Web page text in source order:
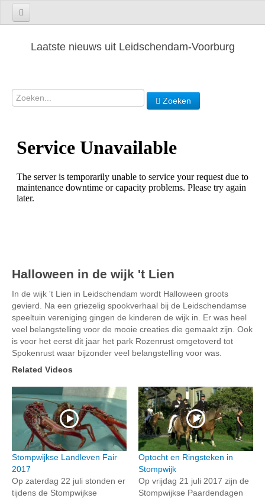
Laatste nieuws uit Leidschendam-Voorburg
Zoeken
Halloween in de wijk 't Lien
In de wijk 't Lien in Leidschendam wordt Halloween groots
gevierd. Na een griezelig spookverhaal bij de Leidschendamse
speeltuin vereniging gingen de kinderen de wijk in. Er was heel
veel belangstelling voor de mooie creaties die gemaakt zijn. Ook
is voor het eerst dit jaar het park Rozenrust omgetoverd tot
Spokenrust waar bijzonder veel belangstelling voor was.
Related Videos
Stompwijkse Landleven Fair
2017
Op zaterdag 22 juli stonden er
tijdens de Stompwijkse
Optocht en Ringsteken in
Stompwijk
Op vrijdag 21 juli 2017 zijn de
Stompwijkse Paardendagen